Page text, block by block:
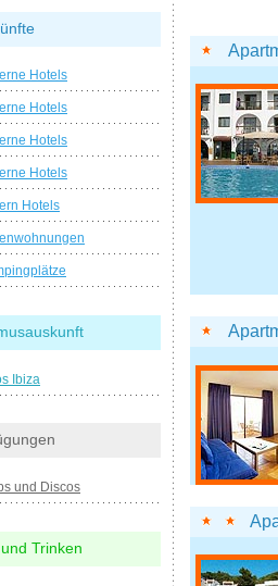
Hotels
Hotels
Hotels
Hotels
Hotels
Ibiza
und Discos
Trinken